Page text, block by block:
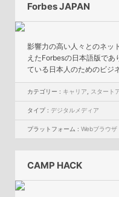
Forbes JAPAN
影響力の高い人々とのネッ
えたForbesの日本語版であ
ている日本人のためのビジ
カテゴリー : キャリア スタート
タイプ : デジタルメディア
プラットフォーム :Webブラウザ
CAMP HACK